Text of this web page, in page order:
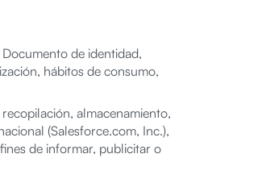
de identidad,
hábitos de consumo,
almacenamiento,
(Salesforce.com, Inc.),
de informar, publicitar o